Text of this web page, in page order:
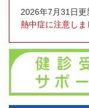
2026年7月31日更
熱中症に注意しま